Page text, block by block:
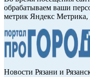
обрабатываем ваши
метрик Яндекс Метрика,
Новости Рязани и